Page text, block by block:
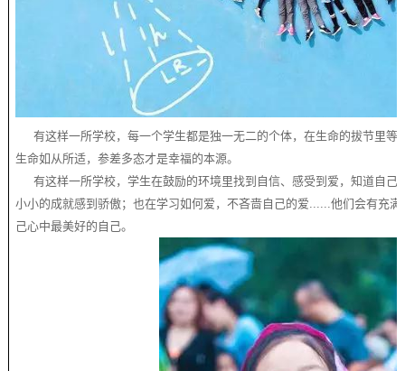
有这样一所学校，每一个学生都是独一无二的个体，在生命的拔节里等
生命如从所适，参差多态才是幸福的本源。
有这样一所学校，学生在鼓励的环境里找到自信、感受到爱，知道自己
小小的成就感到骄傲；也在学习如何爱，不吝啬自己的爱......他们会有充
己心中最美好的自己。